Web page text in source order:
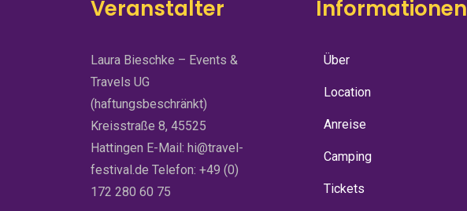
Veranstalter
Laura Bieschke – Events &
Travels UG
(haftungsbeschränkt)
Kreisstraße 8, 45525
Hattingen E-Mail: hi@travel-
festival.de Telefon: +49 (0)
172 280 60 75
Informationen
Über
Location
Anreise
Camping
Tickets